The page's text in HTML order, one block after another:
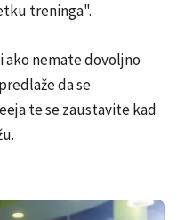
treninga".
nemate dovoljno
da se
te se zaustavite kad